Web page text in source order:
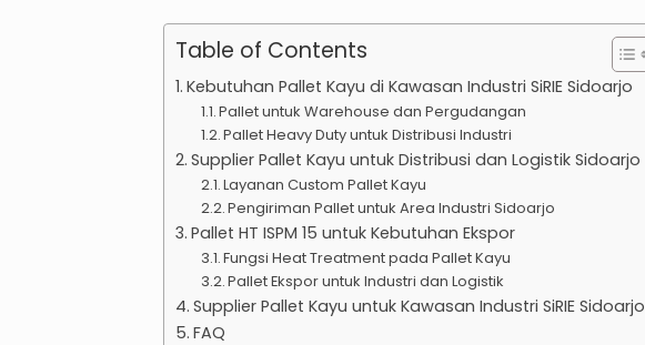
Table of Contents
Kebutuhan Pallet Kayu di Kawasan Industri SiRIE Sidoarjo
Pallet untuk Warehouse dan Pergudangan
Pallet Heavy Duty untuk Distribusi Industri
Supplier Pallet Kayu untuk Distribusi dan Logistik Sidoarjo
Layanan Custom Pallet Kayu
Pengiriman Pallet untuk Area Industri Sidoarjo
Pallet HT ISPM 15 untuk Kebutuhan Ekspor
Fungsi Heat Treatment pada Pallet Kayu
Pallet Ekspor untuk Industri dan Logistik
Supplier Pallet Kayu untuk Kawasan Industri SiRIE Sidoarjo
FAQ